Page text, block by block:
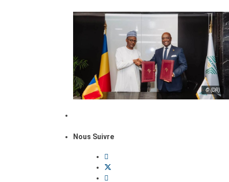
© (DR)
Nous Suivre